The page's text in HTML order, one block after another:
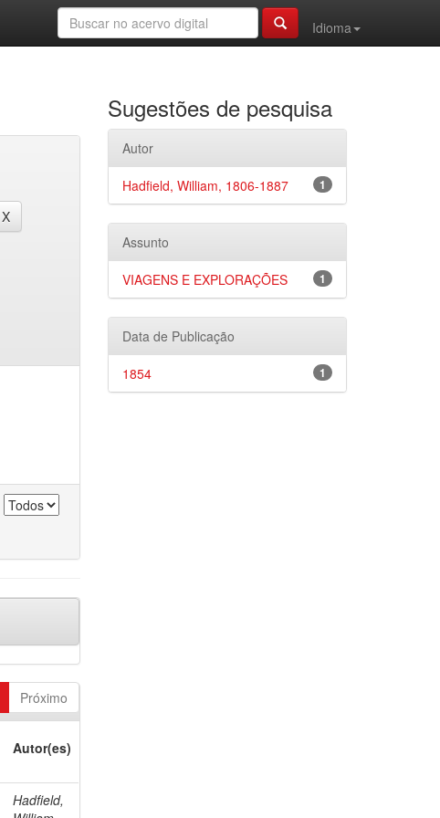
Idioma
Próximo
Autor(es)
Hadfield,
Sugestões de pesquisa
Autor
1
Hadfield, William, 1806-1887
Assunto
1
VIAGENS E EXPLORAÇÕES
Data de Publicação
1
1854